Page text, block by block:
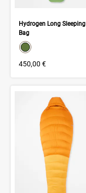
Hydrogen Long Sleeping
Bag
color swatch
Select color
450,00 €